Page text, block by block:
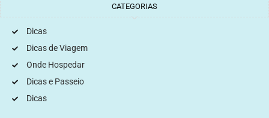
CATEGORIAS
Dicas
Dicas de Viagem
Onde Hospedar
Dicas e Passeio
Dicas